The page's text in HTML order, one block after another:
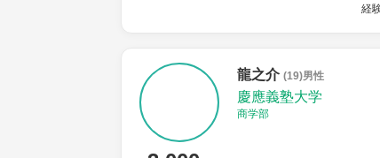
経
龍之介 (19)男性
慶應義塾大学
商学部